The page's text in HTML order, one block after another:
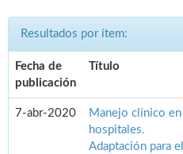
Resultados por ítem:
Fecha de
publicación
Título
7-abr-2020
Manejo clínico en
hospitales.
Adaptación para el